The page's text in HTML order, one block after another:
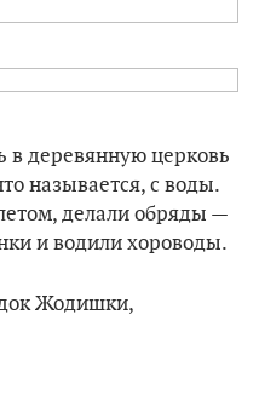
в деревянную церковь
называется, с воды.
делали обряды —
и водили хороводы.
Жодишки,